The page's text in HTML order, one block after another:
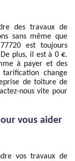
des travaux de
sans même que
est toujours
plus, il est à 0 €.
à payer et des
change
de toiture de
nous vite pour
vous aider
vos travaux de